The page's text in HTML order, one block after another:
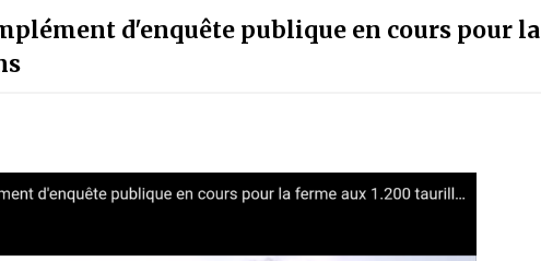
d'enquête publique en cours pour la